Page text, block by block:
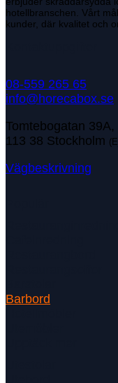
hotellbranschen. Vårt
kunder, där kvalitet och
08-559 265 65
info@horecabox.se
Tomtebogatan 39A,
113 38 Stockholm
Vägbeskrivning
Barbord